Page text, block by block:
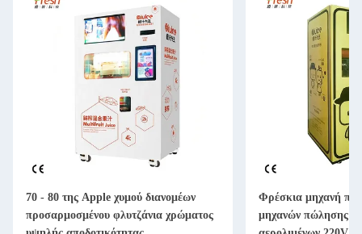
70 - 80 της Apple χυμού διανομέων
προσαρμοσμένου φλυτζάνια χρώματος
Φρέσκια μηχανή
μηχανών πώλησης